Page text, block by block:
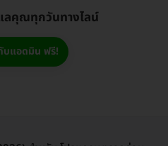
คุณทุกวันทางไลน์
บแอดมิน ฟรี!